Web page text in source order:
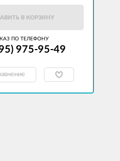
В КОРЗИНУ
ПО ТЕЛЕФОНУ
975-95-49